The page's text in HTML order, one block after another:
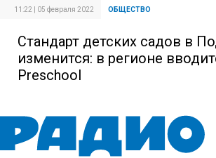
11:22 | 05 февраля 2022 ОБЩЕСТВО
Стандарт детских садов в
изменится: в регионе
Preschool